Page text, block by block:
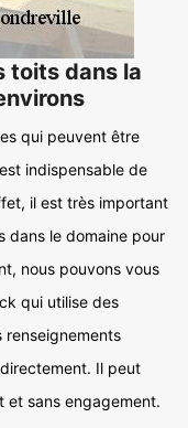
toits dans la
qui peuvent être
indispensable de
il est très important
dans le domaine pour
nous pouvons vous
qui utilise des
renseignements
Il peut
et sans engagement.